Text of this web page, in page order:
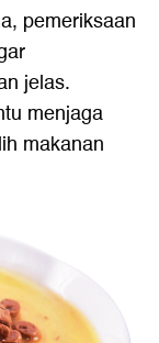
pemeriksaan
jelas.
menjaga
makanan